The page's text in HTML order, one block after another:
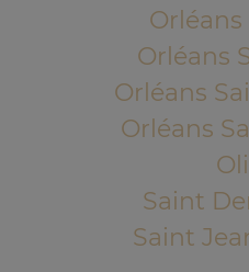
Orléans
Orléans
Orléans
Orléans
Saint
Saint